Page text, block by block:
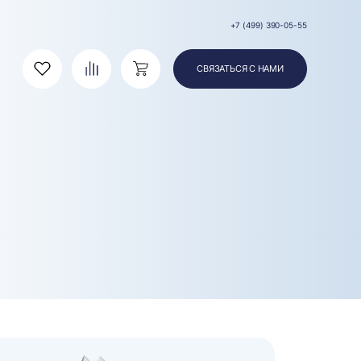
+7 (499) 390-05-55
Избранное СравнениеКорзина СВЯЗАТЬСЯ С НАМИ